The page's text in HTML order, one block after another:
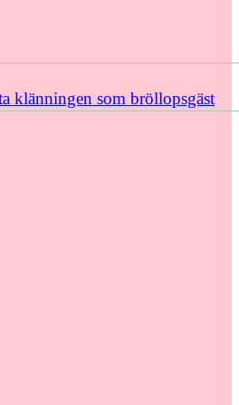
klänningen som bröllopsgäst